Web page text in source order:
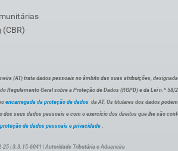
(CBR)
(AT) trata dados pessoais no âmbito das suas atribuições,
Regulamento Geral sobre a Proteção de Dados (RGPD) e da Lei n.º
encarregada da proteção de dados da AT. Os titulares dos dados
dos seus dados pessoais e com o exercício dos direitos que lhe são
de dados pessoais e privacidade .
| 3.3.15-6041 | Autoridade Tributária e Aduaneira